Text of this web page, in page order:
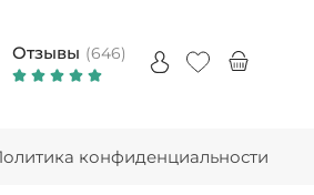
Отзывы (646)
конфиденциальности